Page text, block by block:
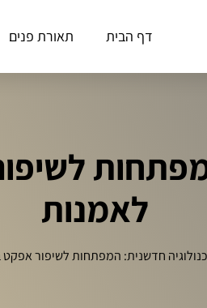
דף הבית תאורת פנים
לאמנות
חדשנית: המפתחות לשיפור